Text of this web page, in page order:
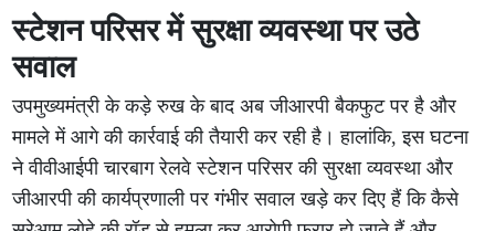
स्टेशन परिसर में सुरक्षा व्यवस्था पर उठे
सवाल
उपमुख्यमंत्री के कड़े रुख के बाद अब जीआरपी बैकफुट पर है और
मामले में आगे की कार्रवाई की तैयारी कर रही है। हालांकि, इस घटना
ने वीवीआईपी चारबाग रेलवे स्टेशन परिसर की सुरक्षा व्यवस्था और
जीआरपी की कार्यप्रणाली पर गंभीर सवाल खड़े कर दिए हैं कि कैसे